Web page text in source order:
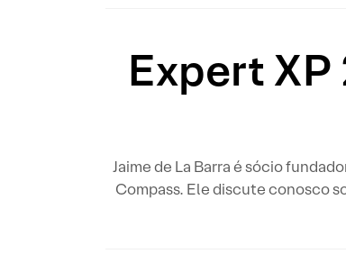
Expert
Jaime de La Barra é sócio
Compass. Ele discute conosco